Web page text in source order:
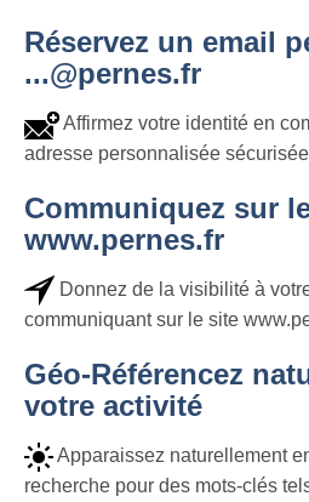
Réservez un email
...@pernes.fr
Affirmez votre identité en
adresse personnalisée sécurisée
Communiquez sur
www.pernes.fr
Donnez de la visibilité à
communiquant sur le site
Géo-Référencez
votre activité
Apparaissez naturellement
recherche pour des mots-clés